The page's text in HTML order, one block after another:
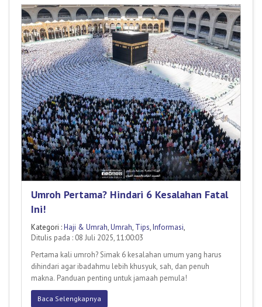
Umroh Pertama? Hindari 6 Kesalahan Fatal
Ini!
Kategori :Haji & Umrah,Umrah, Tips,Informasi,
Ditulis pada : 08 Juli 2025, 11:00:03
Pertama kali umroh? Simak 6 kesalahan umum yang harus
dihindari agar ibadahmu lebih khusyuk, sah, dan penuh
makna. Panduan penting untuk jamaah pemula!
Baca Selengkapnya